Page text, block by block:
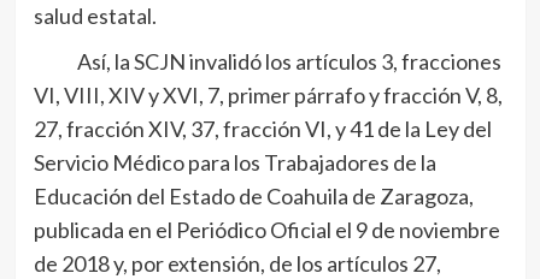
salud estatal.
Así, la SCJN invalidó los artículos 3, fracciones
VI, VIII, XIV y XVI, 7, primer párrafo y fracción V, 8,
27, fracción XIV, 37, fracción VI, y 41 de la Ley del
Servicio Médico para los Trabajadores de la
Educación del Estado de Coahuila de Zaragoza,
publicada en el Periódico Oficial el 9 de noviembre
de 2018 y, por extensión, de los artículos 27,